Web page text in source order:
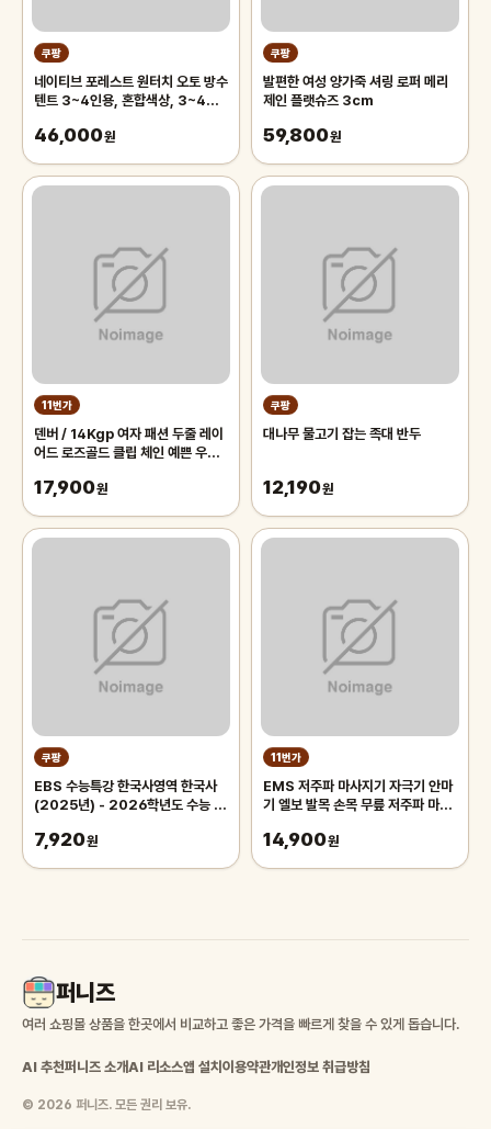
쿠팡
네이티브 포레스트 원터치 오토 방수
텐트 3~4인용, 혼합색상, 3~4인
46,000원
쿠팡
발편한 여성 양가죽 셔링 로퍼 메리
제인 플랫슈즈 3cm
59,800원
11번가
덴버 / 14Kgp 여자 패션 두줄 레이
어드 로즈골드 클립 체인 예쁜 우정
17,900원
쿠팡
대나무 물고기 잡는 족대 반두
12,190원
쿠팡
EBS 수능특강 한국사영역 한국사
(2025년) - 2026학년도 수능 연
7,920원
11번가
EMS 저주파 마사지기 자극기 안마
기 엘보 발목 손목 무릎 저주파 마사
14,900원
퍼니즈
여러 쇼핑몰 상품을 한곳에서 비교하고 좋은 가격을 빠르게 찾을 수 있게 돕습니다.
AI 추천퍼니즈 소개AI 리소스앱 설치 이용약관개인정보 취급방침
© 2026 퍼니즈. 모든 권리 보유.